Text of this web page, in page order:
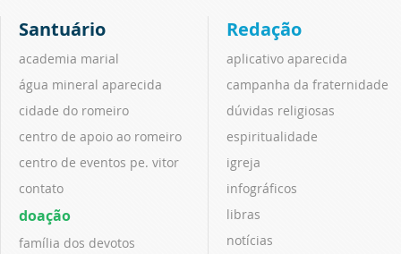
Santuário
academia marial
água mineral aparecida
cidade do romeiro
centro de apoio ao romeiro
centro de eventos pe. vitor
contato
doação
família dos devotos
Redação
aplicativo aparecida
campanha da fraternidade
dúvidas religiosas
espiritualidade
igreja
infográficos
libras
notícias